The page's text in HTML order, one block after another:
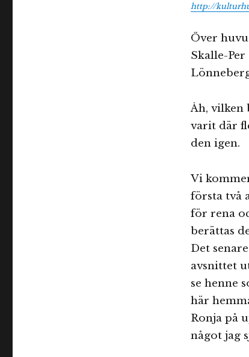
http://
Över
Skalle-
Åh, vilken
varit där
den igen.
Vi
första två
för rena
berättas
Det
avsnittet
se henne
här
Ronja på
något jag